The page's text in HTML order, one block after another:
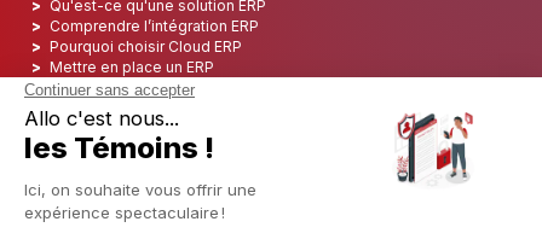
Qu'est-ce qu'une solution ERP
Comprendre l’intégration ERP
Pourquoi choisir Cloud ERP
Mettre en place un ERP
ERP Open Source
Logiciel ERP Open Source
Top 5 des ERP Open Source
ERP Integration
ERP Implementation